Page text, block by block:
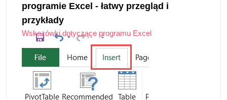
programie Excel - łatwy przegląd i
przykłady
Wskazówki dotyczące programu Excel